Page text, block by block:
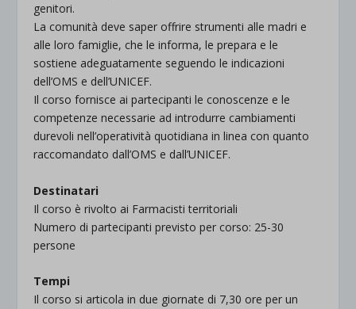
genitori.
La comunità deve saper offrire strumenti alle madri e
alle loro famiglie, che le informa, le prepara e le
sostiene adeguatamente seguendo le indicazioni
dell’OMS e dell’UNICEF.
Il corso fornisce ai partecipanti le conoscenze e le
competenze necessarie ad introdurre cambiamenti
durevoli nell’operatività quotidiana in linea con quanto
raccomandato dall’OMS e dall’UNICEF.
Destinatari
Il corso è rivolto ai Farmacisti territoriali
Numero di partecipanti previsto per corso: 25-30
persone
Tempi
Il corso si articola in due giornate di 7,30 ore per un